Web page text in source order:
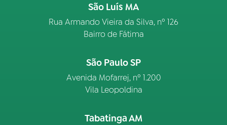
São Luís MA
Rua Armando Vieira da Silva, nº 126
Bairro de Fátima
São Paulo SP
Avenida Mofarrej, nº 1.200
Vila Leopoldina
Tabatinga AM